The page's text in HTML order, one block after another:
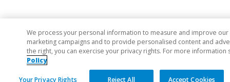
We process your personal information to measure and improve our
marketing campaigns and to provide personalised content and
the right, you can exercise your privacy rights. For more information
Policy
Your Privacy Rights Reject All Accept Cookies